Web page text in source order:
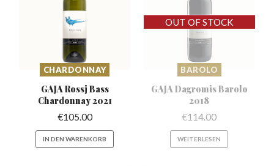
CHARDONNAY
GAJA Rossj Bass
Chardonnay 2021
€105.00
IN DEN WARENKORB
BAROLO
GAJA DagromisBarolo
2018
€114.00
WEITERLESEN